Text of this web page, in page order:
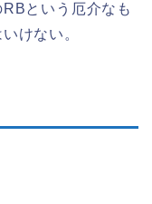
という厄介なも
けない。